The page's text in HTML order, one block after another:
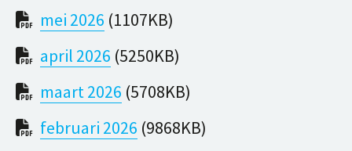
mei 2026 (1107KB)
april 2026 (5250KB)
maart 2026 (5708KB)
februari 2026 (9868KB)